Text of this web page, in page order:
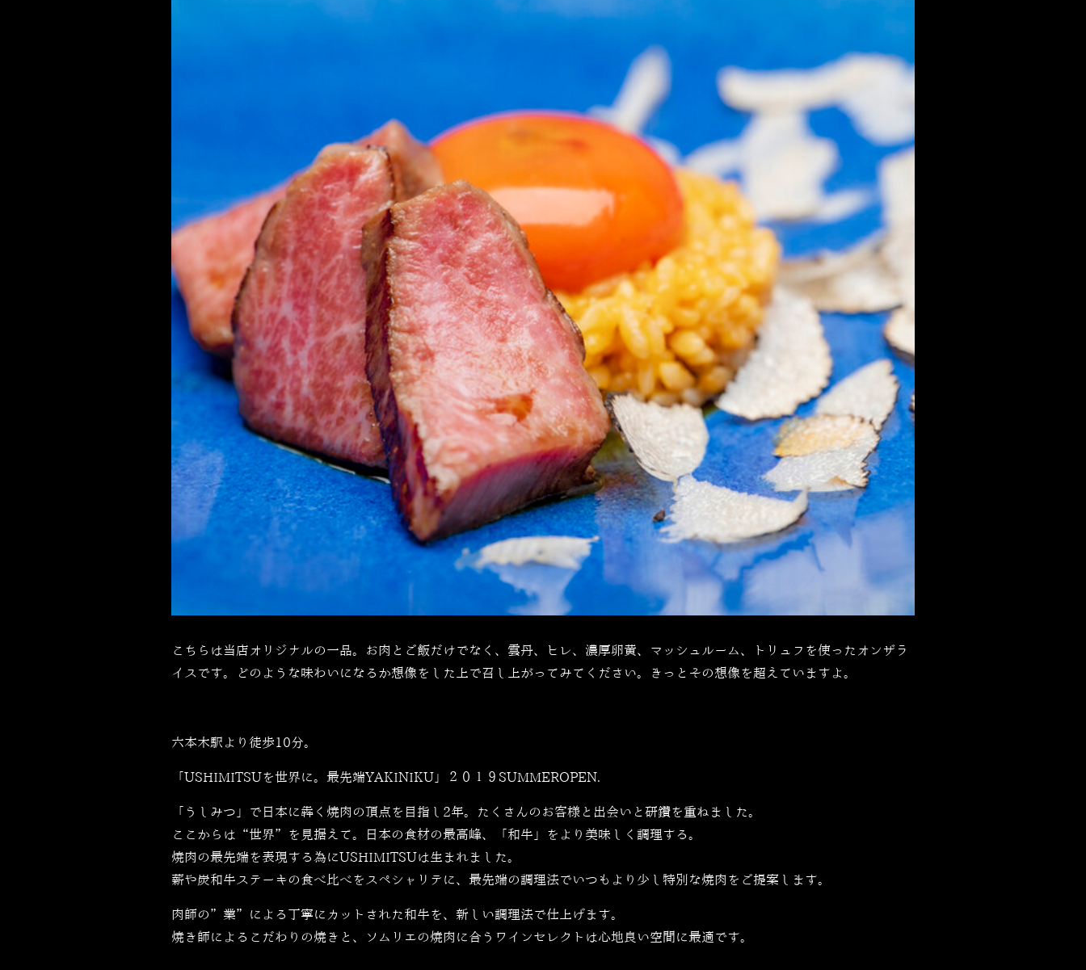
こちらは当店オリジナルの一品。お肉とご飯だけでなく、 雲丹、ヒレ、濃厚卵黄、マッシュルーム、トリュフを使ったオンザラ
イスです。どのような味わいになるか想像をした上で召し上がってみてください。きっとその想像を超えていますよ。
六本木駅より徒歩10分。
「USHIMITSUを世界に。最先端YAKINIKU」２０１９SUMMEROPEN.
「うしみつ」で日本に犇く焼肉の頂点を目指し2年。たくさんのお客様と出会いと研鑽を重ねました。
ここからは“世界”を見据えて。日本の食材の最高峰、「和牛」をより美味しく調理する。
焼肉の最先端を表現する為にUSHIMITSUは生まれました。
薪や炭和牛ステーキの食べ比べをスペシャリテに、最先端の調理法でいつもより少し特別な焼肉をご提案します。
肉師の”業”による丁寧にカットされた和牛を、新しい調理法で仕上げます。
焼き師によるこだわりの焼きと、ソムリエの焼肉に合うワインセレクトは心地良い空間に最適です。